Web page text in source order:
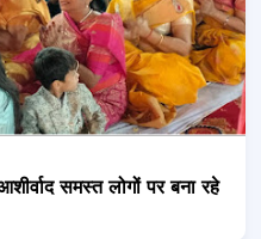
समस्त लोगों पर बना रहे